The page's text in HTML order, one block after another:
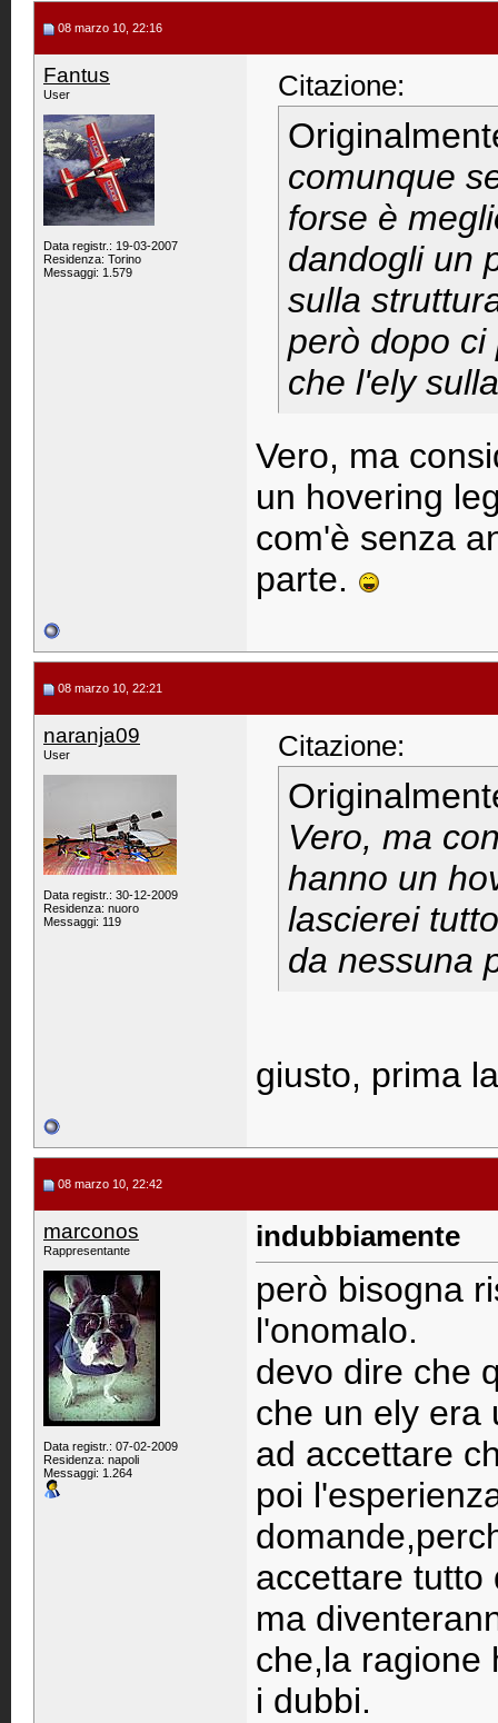
08 marzo 10, 22:16
Fantus
User
Data registr.: 19-03-2007
Residenza: Torino
Messaggi: 1.579
Citazione:
comunque
forse è
dandogli un
sulla
però dopo ci
che l'ely
Vero, ma
un hovering
com'è senza
parte.
08 marzo 10, 22:21
naranja09
User
Data registr.: 30-12-2009
Residenza: nuoro
Messaggi: 119
Citazione:
Vero, ma
hanno un
lascierei
da nessuna
giusto, prima
08 marzo 10, 22:42
marconos
Rappresentante
Data registr.: 07-02-2009
Residenza: napoli
Messaggi: 1.264
indubbiamente
però bisogna
l'onomalo.
devo dire che
che un ely era
ad accettare
poi
accettare tutto
ma
che,la ragione
i dubbi.